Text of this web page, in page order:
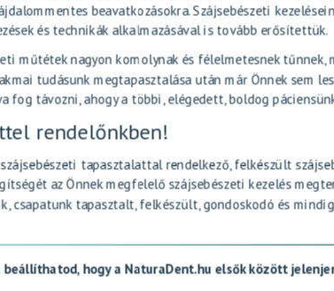
beavatkozásokra. Szájsebészeti
és technikák alkalmazásával is tovább erősítettük.
műtétek nagyon komolynak és félelmetesnek tűnnek,
tudásunk megtapasztalása után már Önnek sem
fog távozni, ahogy a többi, elégedett, boldog
rendelőnkben!
tapasztalattal rendelkező, felkészült
az Önnek megfelelő szájsebészeti kezelés
csapatunk tapasztalt, felkészült, gondoskodó és
hogy a NaturaDent.hu elsők között